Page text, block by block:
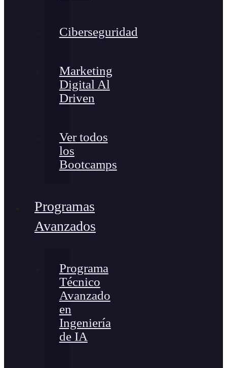
Ciberseguridad
Marketing
Digital Al
Driven
Ver todos
los
Bootcamps
Programas
Avanzados
Programa
Técnico
Avanzado
en
Ingeniería
de IA